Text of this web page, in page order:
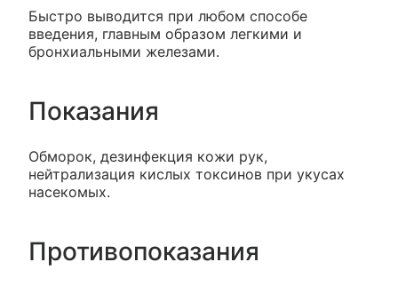
Быстро выводится при любом способе
введения, главным образом легкими и
бронхиальными железами.
Показания
Обморок, дезинфекция кожи рук,
нейтрализация кислых токсинов при укусах
насекомых.
Противопоказания